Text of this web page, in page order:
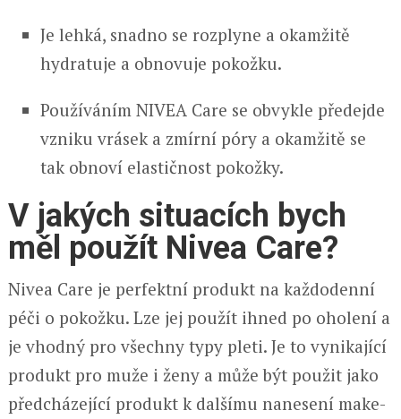
Je lehká, snadno se rozplyne a okamžitě
hydratuje a obnovuje pokožku.
Používáním NIVEA Care se obvykle předejde
vzniku vrásek a zmírní póry a okamžitě se
tak obnoví elastičnost pokožky.
V jakých situacích bych
měl použít Nivea Care?
Nivea Care je perfektní produkt na každodenní
péči o pokožku. Lze jej použít ihned po oholení a
je vhodný pro všechny typy pleti. Je to vynikající
produkt pro muže i ženy a může být použit jako
předcházející produkt k dalšímu nanesení make-